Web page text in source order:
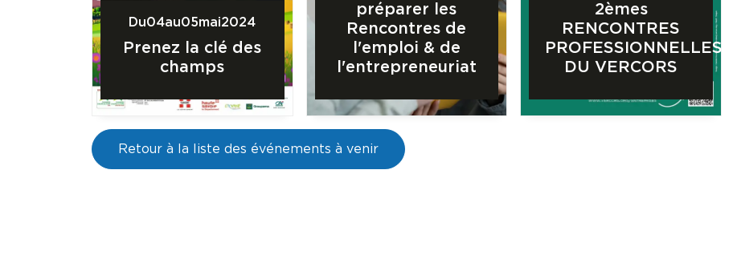
Du04au05mai2024
Prenez la clé des
champs
préparer les
Rencontres de
l'emploi & de
l'entrepreneuriat
2èmes
RENCONTRES
PROFESSIONNELLES
DU VERCORS
Retour à la liste des événements à venir